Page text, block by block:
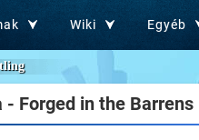
Wiki Egyéb
Forged in the Barrens